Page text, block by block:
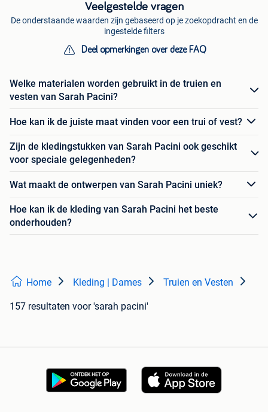
Veelgestelde vragen
De onderstaande waarden zijn gebaseerd op je zoekopdracht en de
ingestelde filters
Deel opmerkingen over deze FAQ
Welke materialen worden gebruikt in de truien en
vesten van Sarah Pacini?
Hoe kan ik de juiste maat vinden voor een trui of vest?
Zijn de kledingstukken van Sarah Pacini ook geschikt
voor speciale gelegenheden?
Wat maakt de ontwerpen van Sarah Pacini uniek?
Hoe kan ik de kleding van Sarah Pacini het beste
onderhouden?
Home Kleding | Dames Truien en Vesten
157 resultaten voor 'sarah pacini'